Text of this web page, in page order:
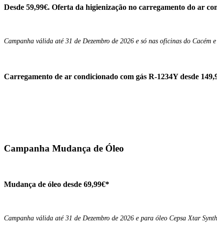
Desde 59,99€. Oferta da higienização no carregamento do ar
Campanha válida até 31 de Dezembro de 2026 e só nas oficinas do Cacém
Carregamento de ar condicionado com gás R-1234Y desde
Campanha Mudança de Óleo
Mudança de óleo desde 69,99€*
Campanha válida até 31 de Dezembro de 2026 e para óleo Cepsa Xtar